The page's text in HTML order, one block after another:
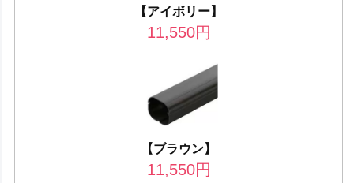
【アイボリー】
11,550円
【ブラウン】
11,550円